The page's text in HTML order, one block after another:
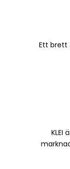
Ett brett
KLEI